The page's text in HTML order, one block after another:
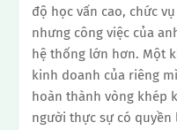
độ học vấn cao, chức
nhưng công việc của
hệ thống lớn hơn. Một
kinh doanh của riêng
hoàn thành vòng khép
người thực sự có